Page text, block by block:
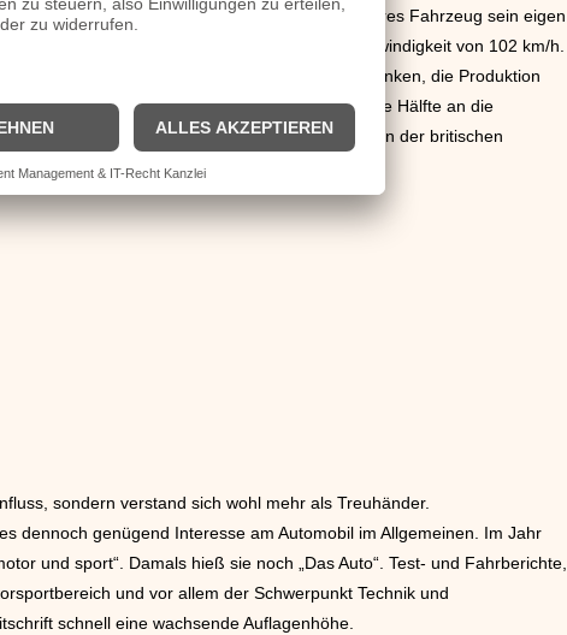
war, damit jeder Deutsche einen bezahlbares Fahrzeug sein eigen
23,5 PS und er erreichte eine Höchstgeschwindigkeit von 102 km/h.
aber zunächst war gar nicht daran zu denken, die Produktion
Autos wurde erst einmal mehr als die Hälfte an die
zu großen Teilen zerstört und wurde nun von der britischen
sondern verstand sich wohl mehr als Treuhänder.
dennoch genügend Interesse am Automobil im Allgemeinen. Im Jahr
und sport“. Damals hieß sie noch „Das Auto“. Test- und Fahrberichte,
und vor allem der Schwerpunkt Technik und
schnell eine wachsende Auflagenhöhe.